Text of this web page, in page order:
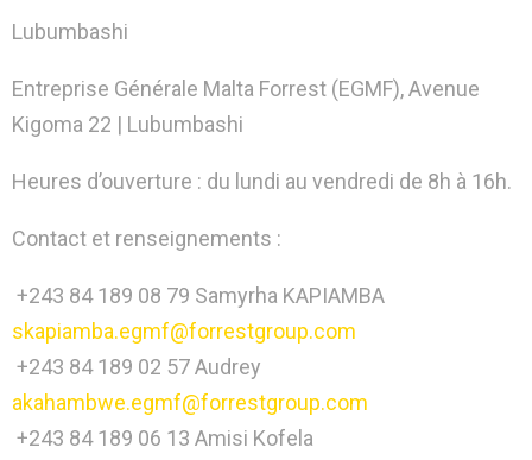
Lubumbashi
Entreprise Générale Malta Forrest (EGMF), Avenue
Kigoma 22 | Lubumbashi
Heures d’ouverture : du lundi au vendredi de 8h à 16h.
Contact et renseignements :
+243 84 189 08 79 Samyrha KAPIAMBA
skapiamba.egmf@forrestgroup.com
+243 84 189 02 57 Audrey
akahambwe.egmf@forrestgroup.com
+243 84 189 06 13 Amisi Kofela